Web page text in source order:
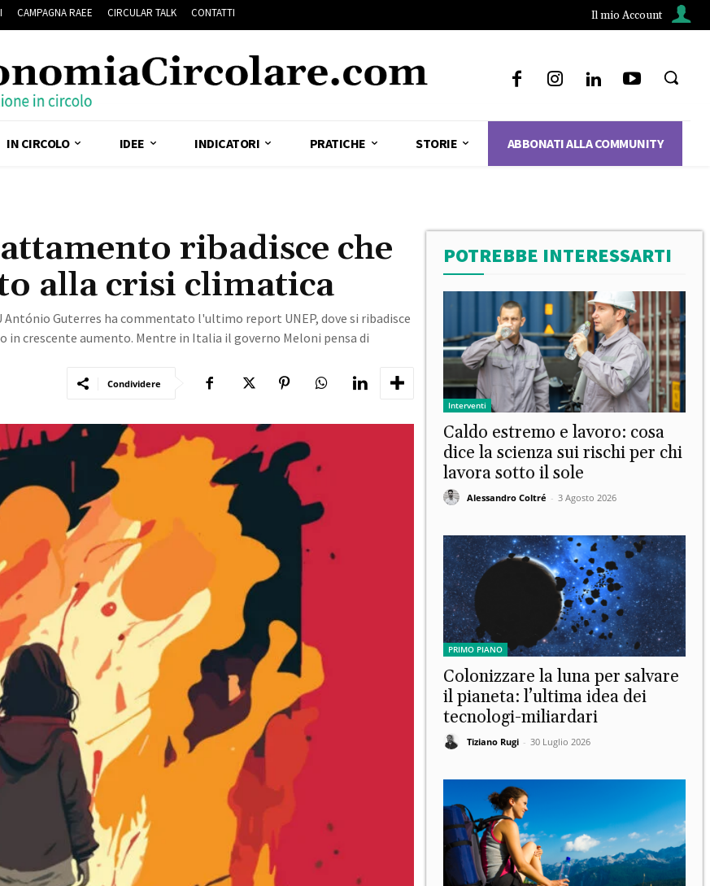
CAMPAGNA RAEE CIRCULAR TALK CONTATTI Il mio Account
IN CIRCOLO IDEE INDICATORI PRATICHE STORIE ABBONATI ALLA COMMUNITY
ribadisce che
alla crisi climatica
Guterres ha commentato l'ultimo report UNEP, dove si ribadisce
in crescente aumento. Mentre in Italia il governo Meloni pensa di
Condividere
POTREBBE INTERESSARTI
Interventi
Caldo estremo e lavoro: cosa
dice la scienza sui rischi per chi
lavora sotto il sole
Alessandro Coltré - 3 Agosto 2026
PRIMO PIANO
Colonizzare la luna per salvare
il pianeta: l’ultima idea dei
tecnologi-miliardari
Tiziano Rugi - 30 Luglio 2026